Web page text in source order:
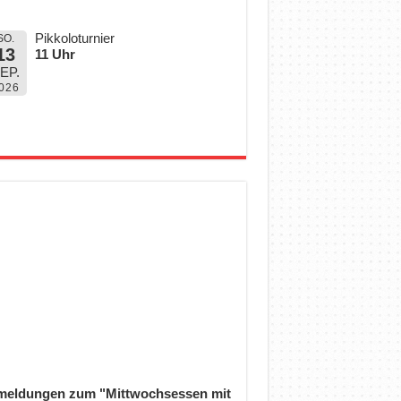
Pikkoloturnier
11 Uhr
zum "Mittwochsessen mit